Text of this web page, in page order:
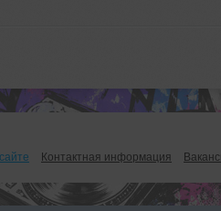
Контактная информация